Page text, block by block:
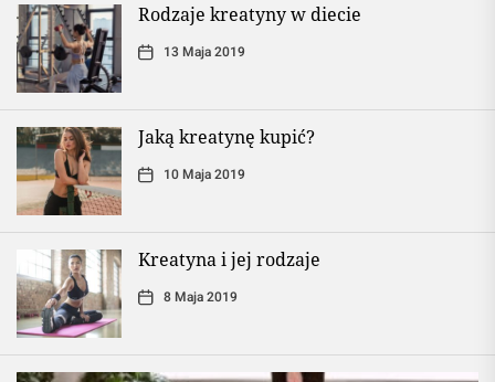
Rodzaje kreatyny w diecie
13 Maja 2019
Jaką kreatynę kupić?
10 Maja 2019
Kreatyna i jej rodzaje
8 Maja 2019